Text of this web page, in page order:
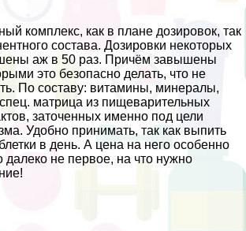
комплекс, как в плане дозировок, так
состава. Дозировки некоторых
аж в 50 раз. Причём завышены
это безопасно делать, что не
По составу: витамины, минералы,
матрица из пищеварительных
заточенных именно под цели
Удобно принимать, так как выпить
в день. А цена на него особенно
далеко не первое, на что нужно